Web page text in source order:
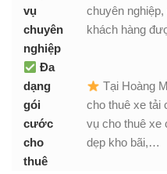
vụ
chuyên
nghiệp
chuyên
khách hàng
Đa
dạng
gói
cước
cho
thuê
Tại Hoàng
cho thuê xe tải
vụ cho thuê xe
dẹp kho bãi,…